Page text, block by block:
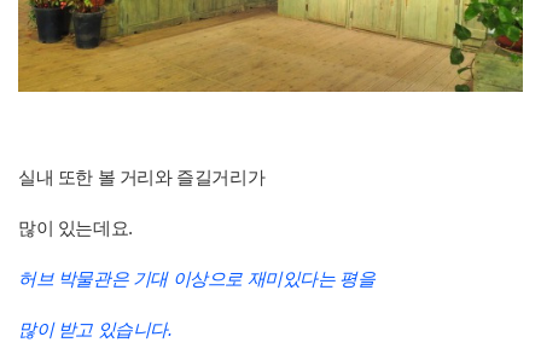
실내 또한 볼 거리와 즐길거리가
많이 있는데요.
허브 박물관은 기대 이상으로 재미있다는 평을
많이 받고 있습니다.